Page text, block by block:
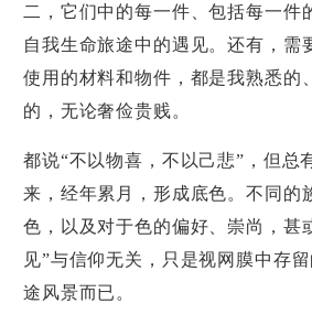
二，它们中的每一件、包括每一件
自我生命旅途中的遇见。还有，需
使用的材料和物件，都是我熟悉的
的，无论奢俭贵贱。
都说“不以物喜，不以己悲”，但总
来，经年累月，形成底色。不同的
色，以及对于色的偏好、崇尚，甚
见”与信仰无关，只是视网膜中存
途风景而已。